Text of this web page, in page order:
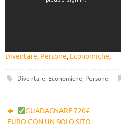
Diventare, Persone, Economiche,
Diventare, Economiche, Persone.
GUADAGNARE 720€
EURO CON UN SOLO SITO –